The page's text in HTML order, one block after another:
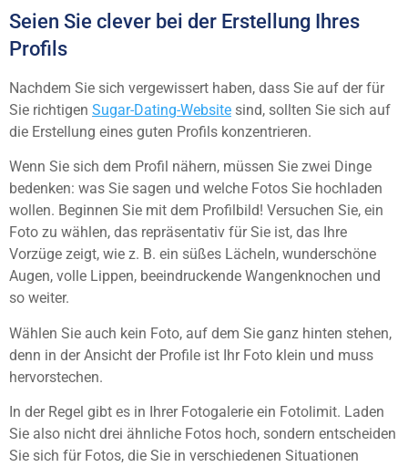
Seien Sie clever bei der Erstellung Ihres
Profils
Nachdem Sie sich vergewissert haben, dass Sie auf der für
Sie richtigen Sugar-Dating-Website sind, sollten Sie sich auf
die Erstellung eines guten Profils konzentrieren.
Wenn Sie sich dem Profil nähern, müssen Sie zwei Dinge
bedenken: was Sie sagen und welche Fotos Sie hochladen
wollen. Beginnen Sie mit dem Profilbild! Versuchen Sie, ein
Foto zu wählen, das repräsentativ für Sie ist, das Ihre
Vorzüge zeigt, wie z. B. ein süßes Lächeln, wunderschöne
Augen, volle Lippen, beeindruckende Wangenknochen und
so weiter.
Wählen Sie auch kein Foto, auf dem Sie ganz hinten stehen,
denn in der Ansicht der Profile ist Ihr Foto klein und muss
hervorstechen.
In der Regel gibt es in Ihrer Fotogalerie ein Fotolimit. Laden
Sie also nicht drei ähnliche Fotos hoch, sondern entscheiden
Sie sich für Fotos, die Sie in verschiedenen Situationen